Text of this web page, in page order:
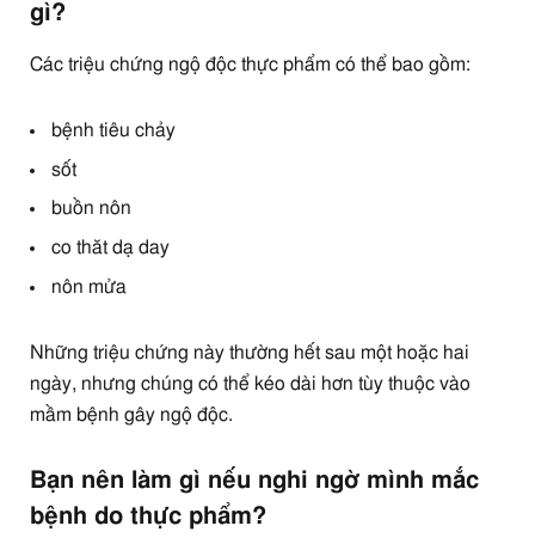
gì?
Các triệu chứng ngộ độc thực phẩm có thể bao gồm:
bệnh tiêu chảy
sốt
buồn nôn
co thăt dạ day
nôn mửa
Những triệu chứng này thường hết sau một hoặc hai
ngày, nhưng chúng có thể kéo dài hơn tùy thuộc vào
mầm bệnh gây ngộ độc.
Bạn nên làm gì nếu nghi ngờ mình mắc
bệnh do thực phẩm?